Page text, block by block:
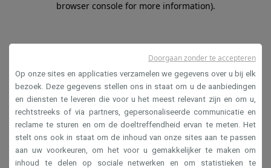
browser console for more information).
Op onze sites en applicaties verzamelen we gegevens over u bij elk
bezoek. Deze gegevens stellen ons in staat om u de aanbiedingen
en diensten te leveren die voor u het meest relevant zijn en om u,
rechtstreeks of via partners, gepersonaliseerde communicatie en
reclame te sturen en om de doeltreffendheid ervan te meten. Het
stelt ons ook in staat om de inhoud van onze sites aan te passen
aan uw voorkeuren, om het voor u gemakkelijker te maken om
inhoud te delen op sociale netwerken en om statistieken te
Doorgaan zonder te accepteren